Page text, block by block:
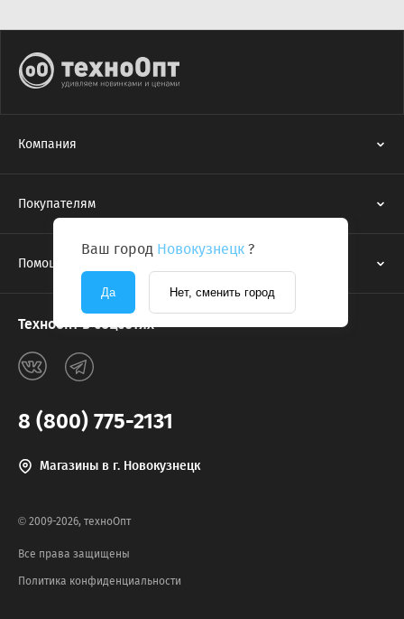
Ваш город Новокузнецк ?
Да Нет, сменить город
Компания
Покупателям
Помощь
Техноопт в соцсетях
8 (800) 775-2131
Магазины в г. Новокузнецк
© 2009-2026, техноОпт
Все права защищены
Политика конфиденциальности